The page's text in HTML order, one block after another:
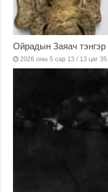
Ойрадын Заяач
2026 оны 5 сар 13 / 13 цаг